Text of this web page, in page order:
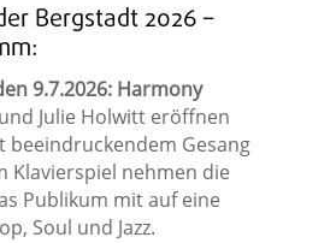
Bergstadt 2026 –
9.7.2026: Harmony
Julie Holwitt eröffnen
beeindruckendem Gesang
Klavierspiel nehmen die
Publikum mit auf eine
Soul und Jazz.